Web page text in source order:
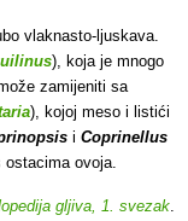
vlaknasto-ljuskava.
), koja je mnogo
zamijeniti sa
), kojoj meso i listići
i Coprinellus
ovoja.
gljiva, 1. svezak.